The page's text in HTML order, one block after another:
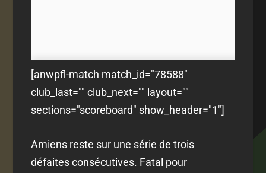
[anwpfl-match match_id="78588"
club_last="" club_next="" layout=""
sections="scoreboard" show_header="1"]
Amiens reste sur une série de trois
défaites consécutives. Fatal pour